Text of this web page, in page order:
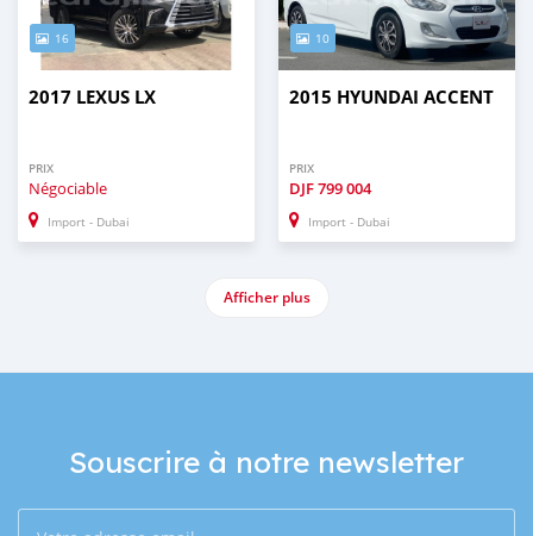
16
2017 LEXUS LX
PRIX
Négociable
Import - Dubai
10
2015 HYUNDAI ACCENT
PRIX
DJF799 004
Import - Dubai
Afficher plus
Souscrire à notre newsletter